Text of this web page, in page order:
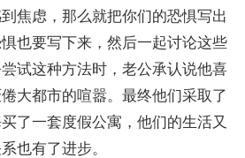
焦虑，那么就把你们的恐惧写出
也要写下来，然后一起讨论这些
试这种方法时，老公承认说他喜
大都市的喧嚣。最终他们采取了
了一套度假公寓，他们的生活又
也有了进步。